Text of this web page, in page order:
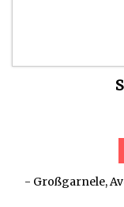
- Großgarnele,